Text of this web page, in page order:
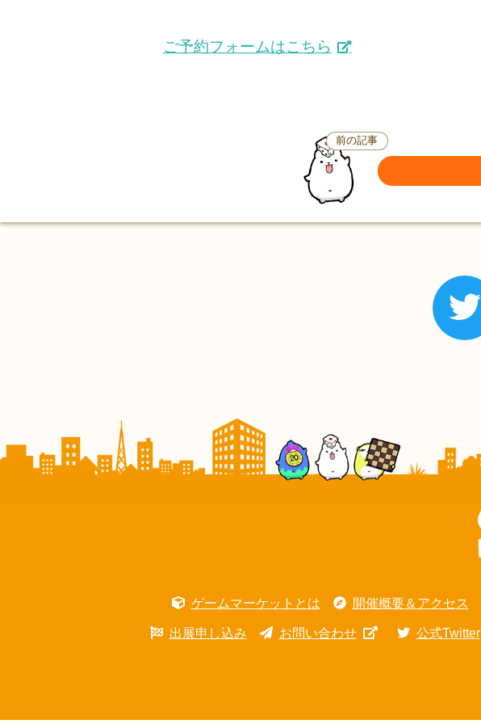
ご予約フォームはこちら
前の記事
ゲームマーケットとは 開催概要＆アクセス
出展申し込み お問い合わせ 公式Twitter